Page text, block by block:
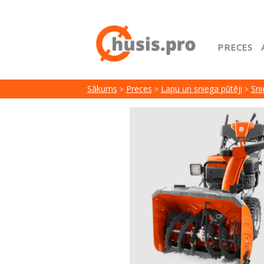
PRECES
Google
Preču
Serviss
Sākums Preces Lapu un sniega pūtēji